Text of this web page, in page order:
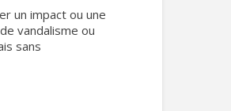
un impact ou une
vandalisme ou
sans